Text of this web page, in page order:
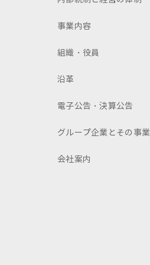
事業内容
組織・役員
沿革
電子公告・決算公告
グループ企業とその事業
会社案内